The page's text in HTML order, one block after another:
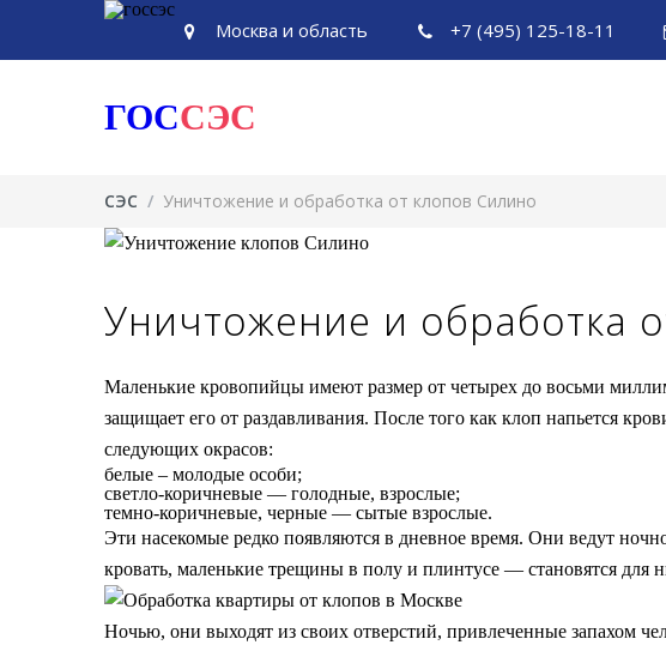
Москва и область +7 (495) 125-18-11
ГОССЭС
СЭС / Уничтожение и обработка от клопов Силино
Уничтожение и обработка
Маленькие кровопийцы имеют размер от четырех до восьми
защищает его от раздавливания. После того как клоп напьется
следующих окрасов:
белые – молодые особи;
светло-коричневые — голодные, взрослые;
темно-коричневые, черные — сытые взрослые.
Эти насекомые редко появляются в дневное время. Они ведут
кровать, маленькие трещины в полу и плинтусе — становятся
Ночью, они выходят из своих отверстий, привлеченные запахом